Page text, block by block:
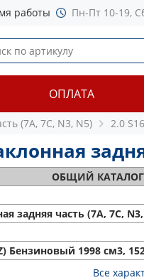
работы Пн-Пт 10-19,
ОПЛАТА
(7A, 7C, N3, N5) 2.0 S16
ОБЩИЙ
задняя часть (7A, 7C,
Бензиновый 1998 см3,
Все